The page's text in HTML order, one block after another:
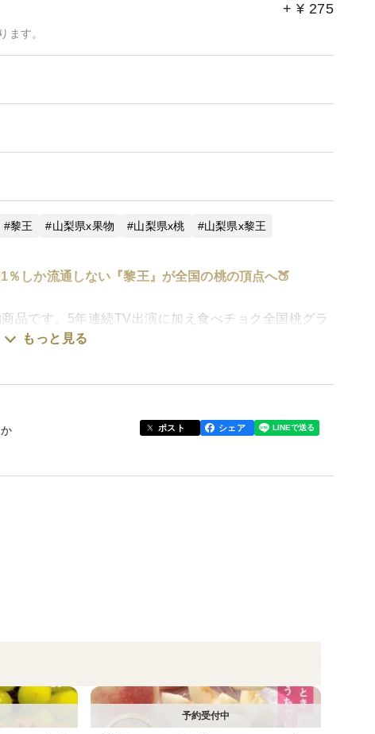
+ ¥ 275
ます。
黎王 山梨県x果物 山梨県x桃 山梨県x黎王
しか流通しない『黎王』が全国の桃の頂点へ🍑
品です。5年連続TV出演に加え食べチョク全国桃グラ
頂いております。現在、予想を上回るスピードで注文
晃良（おのあきよし）です☆
の全国桃グランプリで頂点となる『総合大賞』を受賞
もっと見る
ポスト シェア